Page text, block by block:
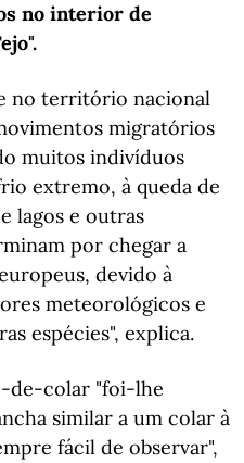
no interior de
no território nacional
migratórios
muitos indivíduos
extremo, à queda de
lagos e outras
por chegar a
devido à
meteorológicos e
espécies", explica.
de-colar "foi-lhe
similar a um colar à
fácil de observar",